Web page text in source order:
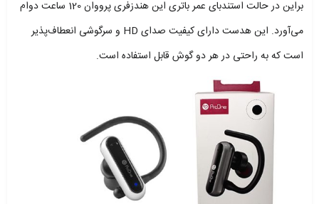
براین در حالت استندبای عمر باتری این هندزفری پرووان 120 ساعت دوام
می‌آورد. این هدست دارای کیفیت صدای HD و سرگوشی انعطاف‌پذیر
است که به راحتی در هر دو گوش قابل استفاده است.